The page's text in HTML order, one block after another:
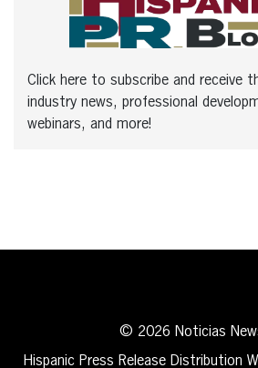
Click here to subscribe and receive
industry news, professional
webinars, and more!
© 2026 Noticias
Hispanic Press Release Distribution